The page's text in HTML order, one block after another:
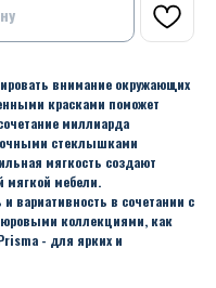
внимание окружающих
красками поможет
миллиарда
стеклышками
мягкость создают
мебели.
вариативность в сочетании с
коллекциями, как
- для ярких и